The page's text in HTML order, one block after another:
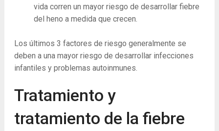
vida corren un mayor riesgo de desarrollar fiebre
del heno a medida que crecen.
Los últimos 3 factores de riesgo generalmente se
deben a una mayor riesgo de desarrollar infecciones
infantiles y problemas autoinmunes.
Tratamiento y
tratamiento de la fiebre